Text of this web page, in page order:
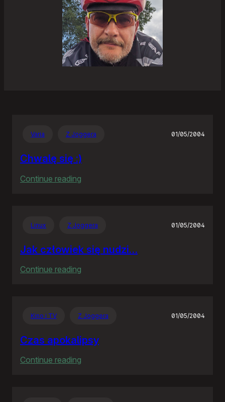
Varia Z Joggera 01/05/2004
Chwalę się :)
Continue reading
Linux Z Joggera 01/05/2004
Jak człowiek się nudzi…
Continue reading
nudzi…
Kino i TV Z Joggera 01/05/2004
Czas apokalipsy
Continue reading